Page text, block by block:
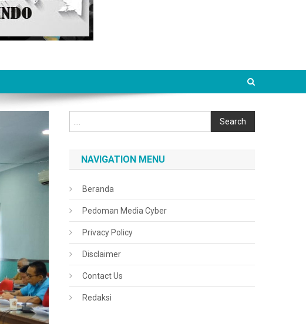
Search
NAVIGATION MENU
Beranda
Pedoman Media Cyber
Privacy Policy
Disclaimer
Contact Us
Redaksi